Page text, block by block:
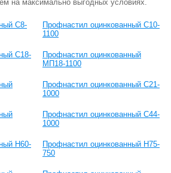
на максимально выгодных условиях.
С8-
Профнастил оцинкованный С10-
1100
С18-
Профнастил оцинкованный
МП18-1100
Профнастил оцинкованный C21-
1000
Профнастил оцинкованный С44-
1000
Н60-
Профнастил оцинкованный Н75-
750